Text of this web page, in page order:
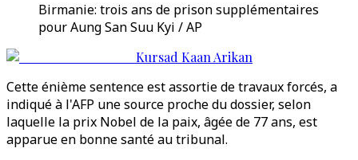
Birmanie: trois ans de prison supplémentaires
pour Aung San Suu Kyi / AP
Kursad Kaan Arikan
Cette énième sentence est assortie de travaux forcés, a
indiqué à l'AFP une source proche du dossier, selon
laquelle la prix Nobel de la paix, âgée de 77 ans, est
apparue en bonne santé au tribunal.